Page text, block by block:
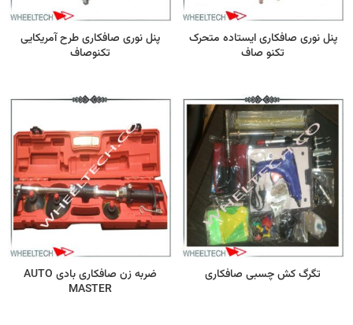
پنل نوری صافکاری ایستاده متحرک
تکنو صاف
پنل نوری صافکاری طرح آمریکایی
تکنوصاف
تگرگ کش چسبی صافکاری
ضربه زن صافکاری بادی AUTO
MASTER